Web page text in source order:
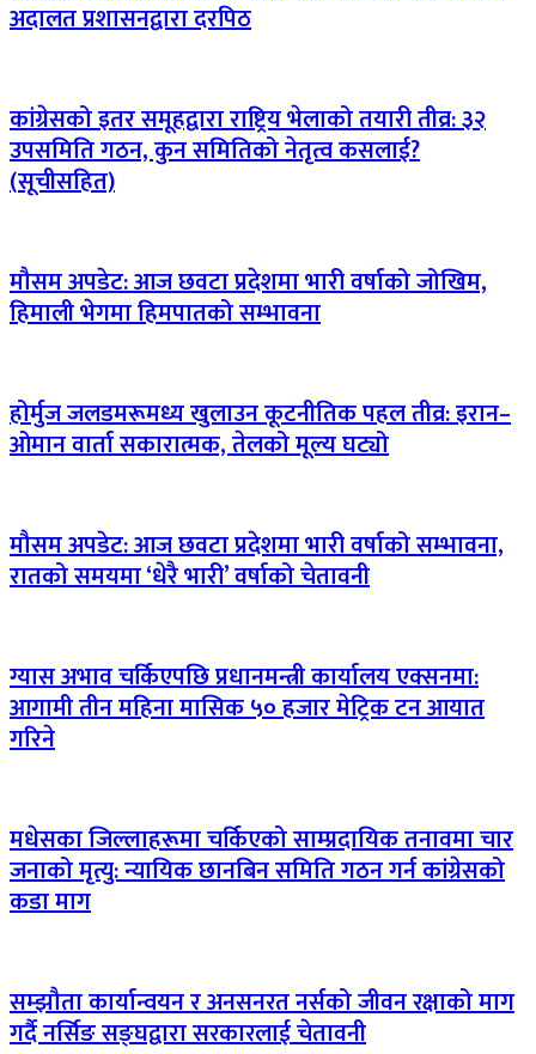
अदालत प्रशासनद्वारा दरपिठ
कांग्रेसको इतर समूहद्वारा राष्ट्रिय भेलाको तयारी तीव्र: ३२
उपसमिति गठन, कुन समितिको नेतृत्व कसलाई?
(सूचीसहित)
मौसम अपडेट: आज छवटा प्रदेशमा भारी वर्षाको जोखिम,
हिमाली भेगमा हिमपातको सम्भावना
होर्मुज जलडमरूमध्य खुलाउन कूटनीतिक पहल तीव्र: इरान–
ओमान वार्ता सकारात्मक, तेलको मूल्य घट्यो
मौसम अपडेट: आज छवटा प्रदेशमा भारी वर्षाको सम्भावना,
रातको समयमा ‘धेरै भारी’ वर्षाको चेतावनी
ग्यास अभाव चर्किएपछि प्रधानमन्त्री कार्यालय एक्सनमा:
आगामी तीन महिना मासिक ५० हजार मेट्रिक टन आयात
गरिने
मधेसका जिल्लाहरूमा चर्किएको साम्प्रदायिक तनावमा चार
जनाको मृत्यु: न्यायिक छानबिन समिति गठन गर्न कांग्रेसको
कडा माग
सम्झौता कार्यान्वयन र अनसनरत नर्सको जीवन रक्षाको माग
गर्दै नर्सिङ सङ्घद्वारा सरकारलाई चेतावनी